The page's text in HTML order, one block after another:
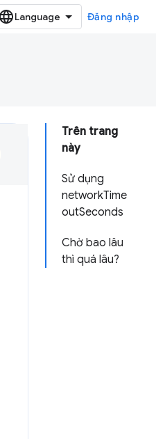
Đăng nhập
Trên trang
này
Sử dụng
networkTime
outSeconds
Chờ bao lâu
thì quá lâu?